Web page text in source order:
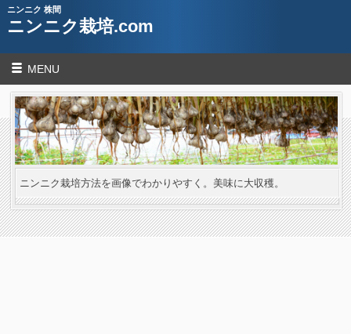
ニンニク 株間
ニンニク栽培.com
MENU
ニンニク栽培方法を画像でわかりやすく。美味に大収穫。